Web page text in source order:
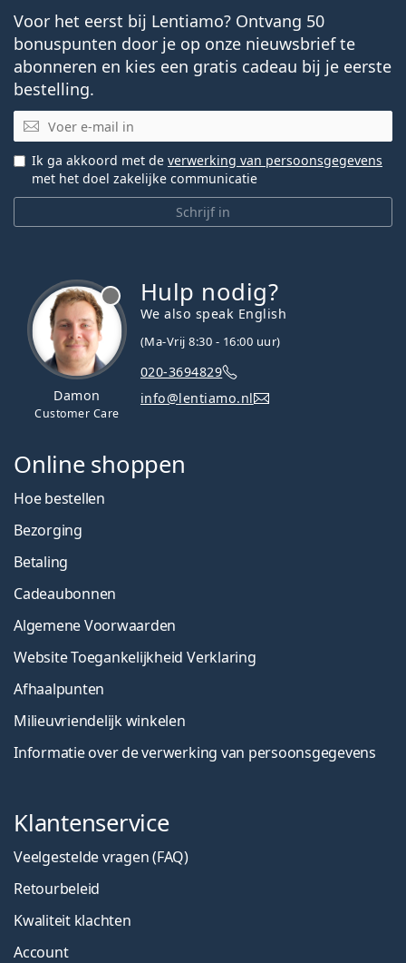
Voor het eerst bij Lentiamo? Ontvang 50
bonuspunten door je op onze nieuwsbrief te
abonneren en kies een gratis cadeau bij je eerste
bestelling.
E-mail
Schrijf in
Ik ga akkoord met de verwerking van persoonsgegevens
met het doel zakelijke communicatie
Damon
Customer Care
Hulp nodig?
We also speak English
(Ma-Vrij 8:30 - 16:00 uur)
020-3694829
info@lentiamo.nl
Online shoppen
Hoe bestellen
Bezorging
Betaling
Cadeaubonnen
Algemene Voorwaarden
Website Toegankelijkheid Verklaring
Afhaalpunten
Milieuvriendelijk winkelen
Informatie over de verwerking van persoonsgegevens
Klantenservice
Veelgestelde vragen (FAQ)
Retourbeleid
Kwaliteit klachten
Account